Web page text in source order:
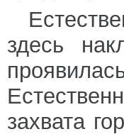
здесь
захвата